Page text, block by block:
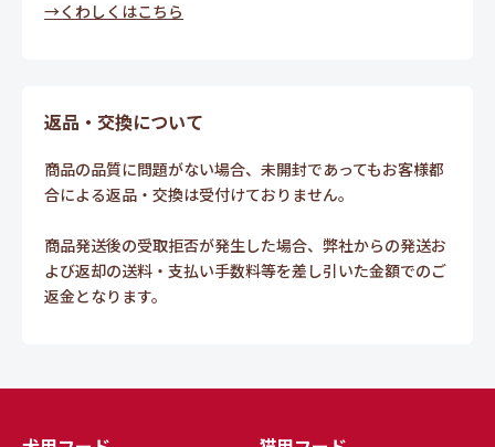
→くわしくはこちら
返品・交換について
商品の品質に問題がない場合、未開封であってもお客様都
合による返品・交換は受付けておりません。
商品発送後の受取拒否が発生した場合、弊社からの発送お
よび返却の送料・支払い手数料等を差し引いた金額でのご
返金となります。